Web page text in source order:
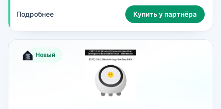
Подробнее Купить у партнёра
Новый